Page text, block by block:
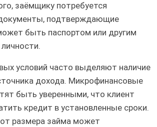
заёмщику потребуется
подтверждающие
быть паспортом или другим
условий часто выделяют наличие
дохода. Микрофинансовые
быть уверенными, что клиент
кредит в установленные сроки.
размера займа может